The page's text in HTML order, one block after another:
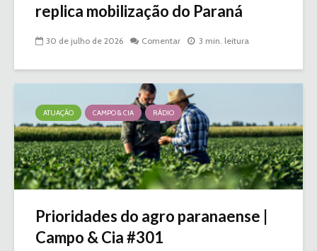
replica mobilização do Paraná
30 de julho de 2026 Comentar 3 min. leitura
ATUAÇÃO CAMPO & CIA RÁDIO
Prioridades do agro paranaense |
Campo & Cia #301